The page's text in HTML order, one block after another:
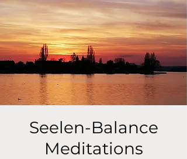
Seelen-Balance
Meditations